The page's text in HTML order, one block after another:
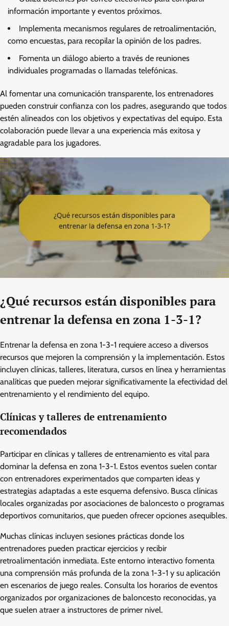
información importante y eventos próximos.
Implementa mecanismos regulares de retroalimentación,
como encuestas, para recopilar la opinión de los padres.
Fomenta un diálogo abierto a través de reuniones
individuales programadas o llamadas telefónicas.
Al fomentar una comunicación transparente, los entrenadores
pueden construir confianza con los padres, asegurando que todos
estén alineados con los objetivos y expectativas del equipo. Esta
colaboración puede llevar a una experiencia más exitosa y
agradable para los jugadores.
¿Qué recursos están disponibles para
entrenar la defensa en zona 1-3-1?
Entrenar la defensa en zona 1-3-1 requiere acceso a diversos
recursos que mejoren la comprensión y la implementación. Estos
incluyen clínicas, talleres, literatura, cursos en línea y herramientas
analíticas que pueden mejorar significativamente la efectividad del
entrenamiento y el rendimiento del equipo.
Clínicas y talleres de entrenamiento
recomendados
Participar en clínicas y talleres de entrenamiento es vital para
dominar la defensa en zona 1-3-1. Estos eventos suelen contar
con entrenadores experimentados que comparten ideas y
estrategias adaptadas a este esquema defensivo. Busca clínicas
locales organizadas por asociaciones de baloncesto o programas
deportivos comunitarios, que pueden ofrecer opciones asequibles.
Muchas clínicas incluyen sesiones prácticas donde los
entrenadores pueden practicar ejercicios y recibir
retroalimentación inmediata. Este entorno interactivo fomenta
una comprensión más profunda de la zona 1-3-1 y su aplicación
en escenarios de juego reales. Consulta los horarios de eventos
organizados por organizaciones de baloncesto reconocidas, ya
que suelen atraer a instructores de primer nivel.